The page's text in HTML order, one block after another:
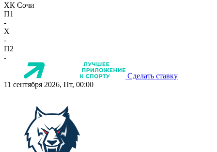
ХК Сочи
П1
-
X
-
П2
-
Сделать ставку
11 сентября 2026, Пт, 00:00